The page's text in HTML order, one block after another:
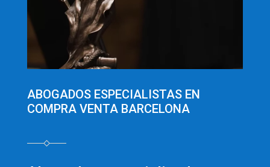
ABOGADOS ESPECIALISTAS EN
COMPRA VENTA BARCELONA